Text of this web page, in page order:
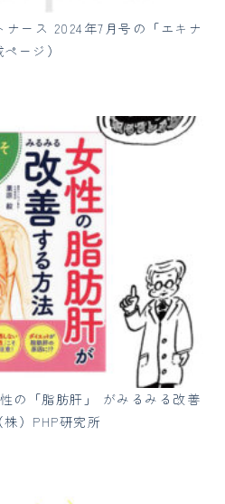
ース 2024年7月号の「エキナ
ージ）
の「脂肪肝」 がみるみる改善
）PHP研究所